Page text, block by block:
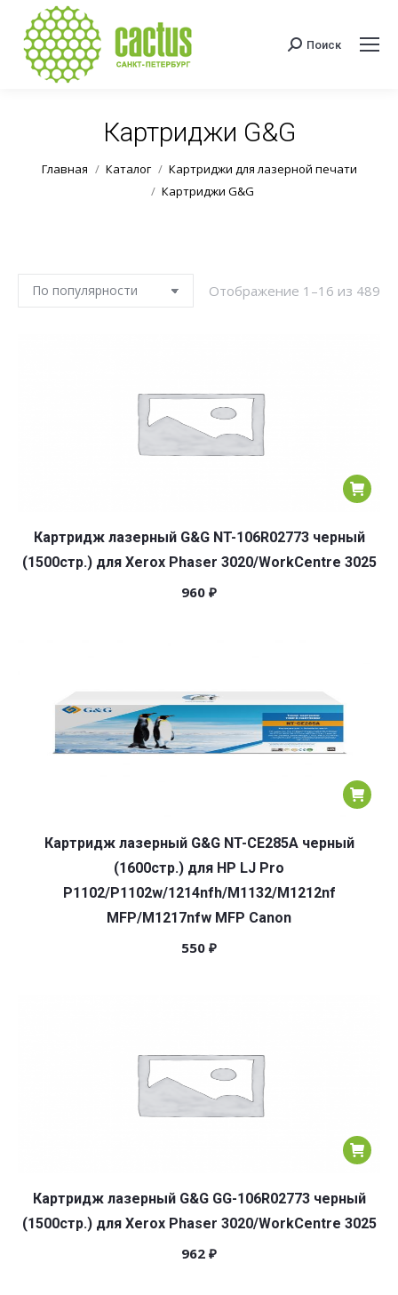
Поиск:
Поиск
Картриджи G&G
Главная Каталог
Картриджи для лазерной печати
Картриджи G&G
Отображение 1–16 из 489
Картридж лазерный G&G NT-106R02773 черный
(1500стр.) для Xerox Phaser 3020/WorkCentre 3025
960 ₽
Картридж лазерный G&G NT-CE285A черный
(1600стр.) для HP LJ Pro
P1102/P1102w/1214nfh/M1132/M1212nf
MFP/M1217nfw MFP Canon
550 ₽
Картридж лазерный G&G GG-106R02773 черный
(1500стр.) для Xerox Phaser 3020/WorkCentre 3025
962 ₽